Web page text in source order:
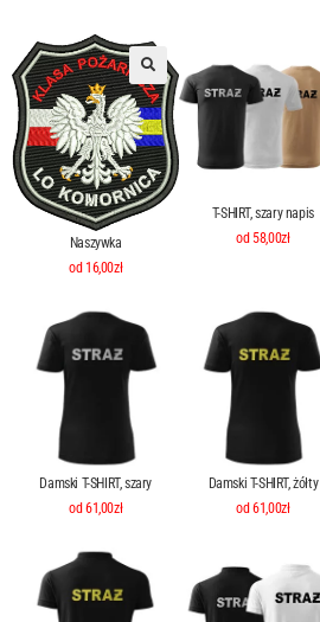
Naszywka
od 16,00zł
T-SHIRT, szary napis
od 58,00zł
Damski T-SHIRT, szary
od 61,00zł
Damski T-SHIRT, żółty
od 61,00zł